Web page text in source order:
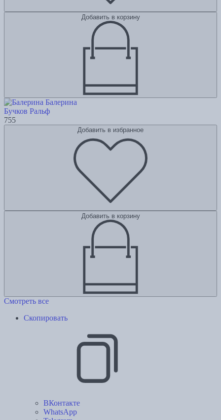
Добавить в корзину
Балерина
Бучков Ральф
755
Добавить в избранное
Добавить в корзину
Смотреть все
Скопировать
ВКонтакте
WhatsApp